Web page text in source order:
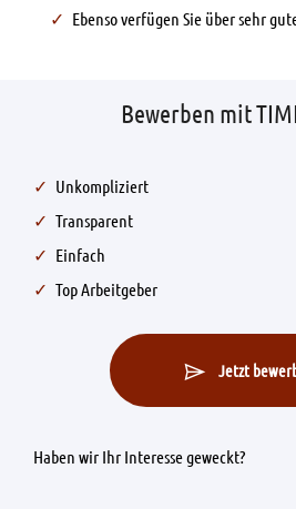
Ebenso verfügen Sie über sehr
Bewerben mit
Unkompliziert
Transparent
Einfach
Top Arbeitgeber
Jetzt
Haben wir Ihr Interesse geweckt?